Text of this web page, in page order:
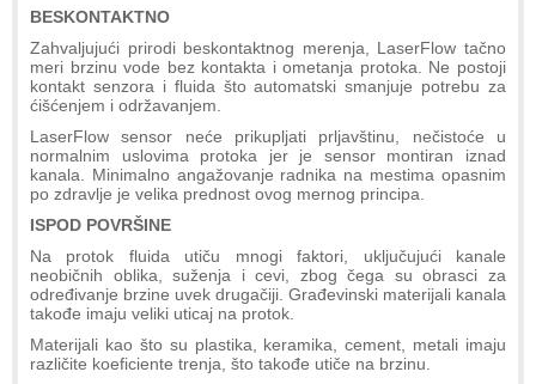
BESKONTAKTNO
Zahvaljujući prirodi beskontaktnog merenja, LaserFlow tačno
meri brzinu vode bez kontakta i ometanja protoka. Ne postoji
kontakt senzora i fluida što automatski smanjuje potrebu za
ćišćenjem i održavanjem.
LaserFlow sensor neće prikupljati prljavštinu, nečistoće u
normalnim uslovima protoka jer je sensor montiran iznad
kanala. Minimalno angažovanje radnika na mestima opasnim
po zdravlje je velika prednost ovog mernog principa.
ISPOD POVRŠINE
Na protok fluida utiču mnogi faktori, uključujući kanale
neobičnih oblika, suženja i cevi, zbog čega su obrasci za
određivanje brzine uvek drugačiji. Građevinski materijali kanala
takođe imaju veliki uticaj na protok.
Materijali kao što su plastika, keramika, cement, metali imaju
različite koeficiente trenja, što takođe utiče na brzinu.